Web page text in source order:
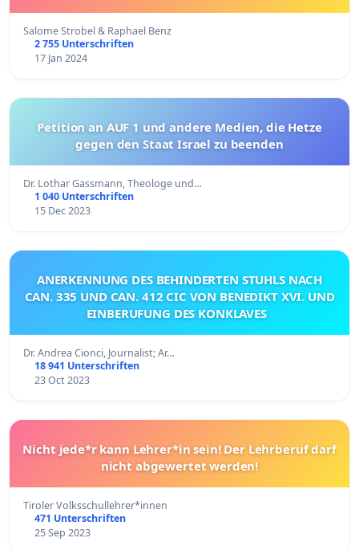
Salome Strobel & Raphael Benz
2 755 Unterschriften
17 Jan 2024
Petition an AUF 1 und andere Medien, die Hetze
gegen den Staat Israel zu beenden
Dr. Lothar Gassmann, Theologe und…
1 040 Unterschriften
15 Dec 2023
ANERKENNUNG DES BEHINDERTEN STUHLS NACH
CAN. 335 UND CAN. 412 CIC VON BENEDIKT XVI. UND
EINBERUFUNG DES KONKLAVES
Dr. Andrea Cionci, Journalist; Ar…
18 941 Unterschriften
23 Oct 2023
Nicht jede*r kann Lehrer*in sein! Der Lehrberuf darf
nicht abgewertet werden!
Tiroler Volksschullehrer*innen
471 Unterschriften
25 Sep 2023